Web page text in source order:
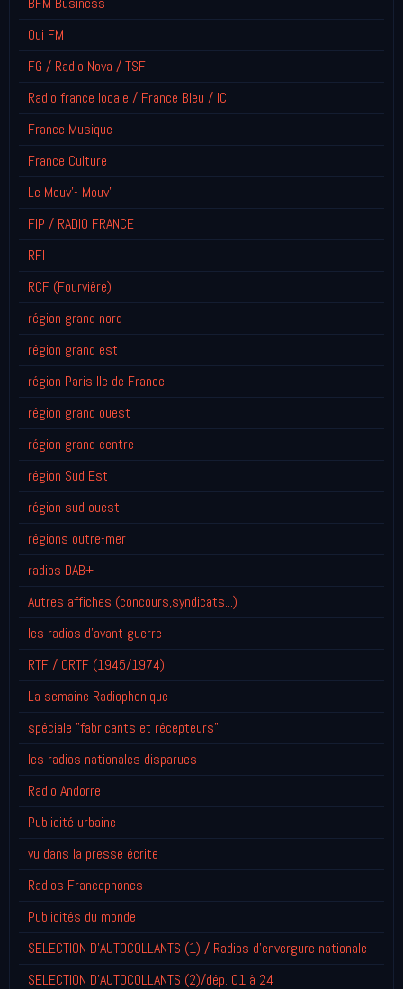
Oui FM
FG / Radio Nova / TSF
Radio france locale / France Bleu / ICI
France Musique
France Culture
Le Mouv'- Mouv'
FIP / RADIO FRANCE
RFI
RCF (Fourvière)
région grand nord
région grand est
région Paris Ile de France
région grand ouest
région grand centre
région Sud Est
région sud ouest
régions outre-mer
radios DAB+
Autres affiches (concours,syndicats...)
les radios d'avant guerre
RTF / ORTF (1945/1974)
La semaine Radiophonique
spéciale "fabricants et récepteurs"
les radios nationales disparues
Radio Andorre
Publicité urbaine
vu dans la presse écrite
Radios Francophones
Publicités du monde
SELECTION D'AUTOCOLLANTS (1) / Radios d'envergure nationale
SELECTION D'AUTOCOLLANTS (2)/dép. 01 à 24